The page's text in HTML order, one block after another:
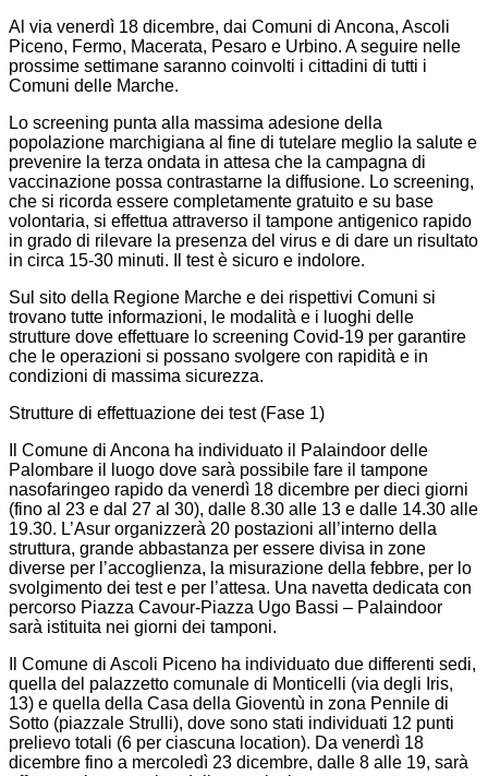
Al via venerdì 18 dicembre, dai Comuni di Ancona, Ascoli
Piceno, Fermo, Macerata, Pesaro e Urbino. A seguire nelle
prossime settimane saranno coinvolti i cittadini di tutti i
Comuni delle Marche.
Lo screening punta alla massima adesione della
popolazione marchigiana al fine di tutelare meglio la salute e
prevenire la terza ondata in attesa che la campagna di
vaccinazione possa contrastarne la diffusione. Lo screening,
che si ricorda essere completamente gratuito e su base
volontaria, si effettua attraverso il tampone antigenico rapido
in grado di rilevare la presenza del virus e di dare un risultato
in circa 15-30 minuti. Il test è sicuro e indolore.
Sul sito della Regione Marche e dei rispettivi Comuni si
trovano tutte informazioni, le modalità e i luoghi delle
strutture dove effettuare lo screening Covid-19 per garantire
che le operazioni si possano svolgere con rapidità e in
condizioni di massima sicurezza.
Strutture di effettuazione dei test (Fase 1)
Il Comune di Ancona ha individuato il Palaindoor delle
Palombare il luogo dove sarà possibile fare il tampone
nasofaringeo rapido da venerdì 18 dicembre per dieci giorni
(fino al 23 e dal 27 al 30), dalle 8.30 alle 13 e dalle 14.30 alle
19.30. L’Asur organizzerà 20 postazioni all’interno della
struttura, grande abbastanza per essere divisa in zone
diverse per l’accoglienza, la misurazione della febbre, per lo
svolgimento dei test e per l’attesa. Una navetta dedicata con
percorso Piazza Cavour-Piazza Ugo Bassi – Palaindoor
sarà istituita nei giorni dei tamponi.
Il Comune di Ascoli Piceno ha individuato due differenti sedi,
quella del palazzetto comunale di Monticelli (via degli Iris,
13) e quella della Casa della Gioventù in zona Pennile di
Sotto (piazzale Strulli), dove sono stati individuati 12 punti
prelievo totali (6 per ciascuna location). Da venerdì 18
dicembre fino a mercoledì 23 dicembre, dalle 8 alle 19, sarà